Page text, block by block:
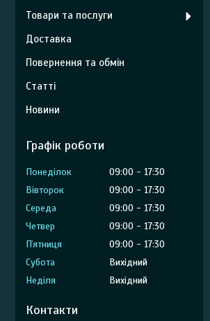
Товари та послуги
Доставка
Повернення та обмін
Статті
Новини
Графік роботи
Понеділок 09:00
17:30
Вівторок
09:00
17:30
Середа
09:00
17:30
Четвер
09:00
17:30
Пʼятниця
09:00
17:30
Субота
Вихідний
Неділя
Вихідний
Контакти